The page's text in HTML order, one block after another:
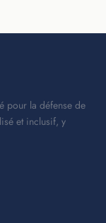
pour la défense de
et inclusif, y